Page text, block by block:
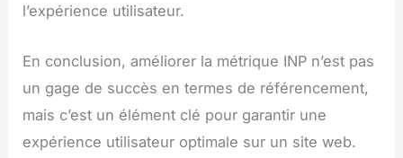
l’expérience utilisateur.
En conclusion, améliorer la métrique INP n’est pas
un gage de succès en termes de référencement,
mais c’est un élément clé pour garantir une
expérience utilisateur optimale sur un site web.